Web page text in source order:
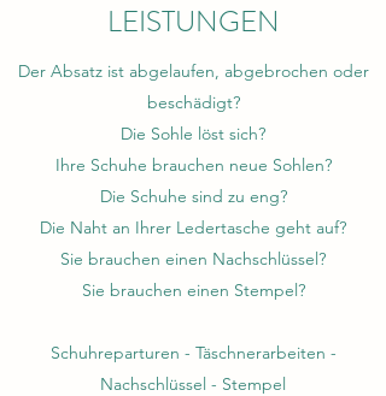
LEISTUNGEN
Der Absatz ist abgelaufen, abgebrochen oder
beschädigt?
Die Sohle löst sich?
Ihre Schuhe brauchen neue Sohlen?
Die Schuhe sind zu eng?
Die Naht an Ihrer Ledertasche geht auf?
Sie brauchen einen Nachschlüssel?
Sie brauchen einen Stempel?
Schuhreparturen - Täschnerarbeiten -
Nachschlüssel - Stempel